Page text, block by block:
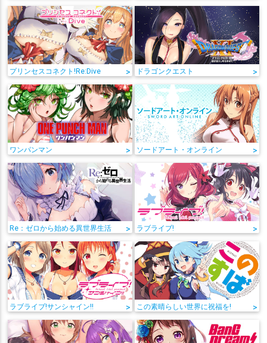
プリンセスコネクト!Re:Dive > ドラゴンクエスト >
ワンパンマン > ソードアート・オンライン >
Re：ゼロから始める異世界生活 > ラブライブ! >
ラブライブ!サンシャイン!! > この素晴らしい世界に祝福を! >